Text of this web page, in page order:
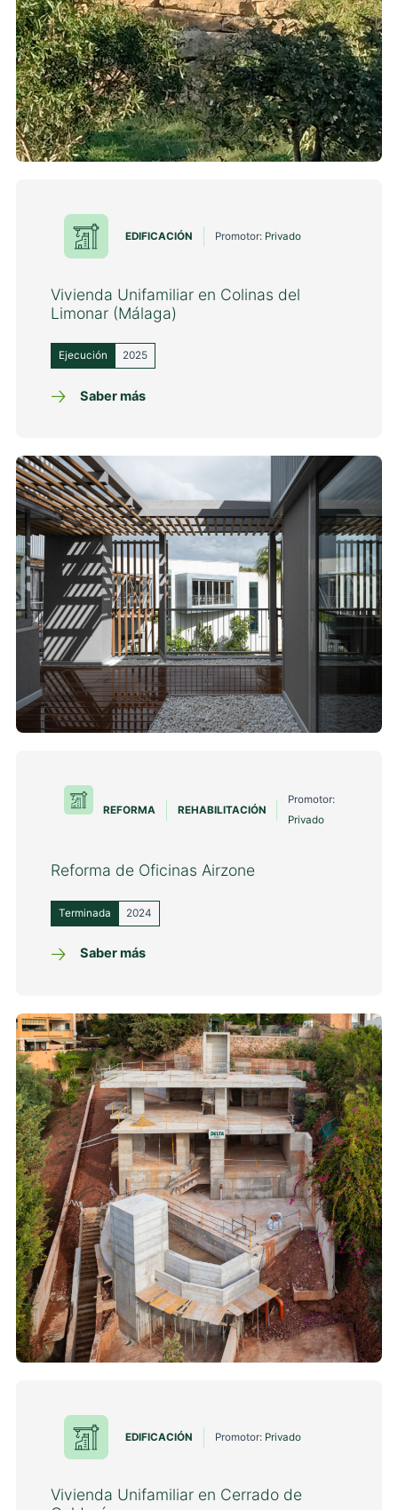
EDIFICACIÓN Promotor: Privado
Vivienda Unifamiliar en Colinas del
Limonar (Málaga)
Ejecución 2025
Saber más
REFORMA REHABILITACIÓN
Promotor:
Privado
Reforma de Oficinas Airzone
Terminada 2024
Saber más
EDIFICACIÓN Promotor: Privado
Vivienda Unifamiliar en Cerrado de